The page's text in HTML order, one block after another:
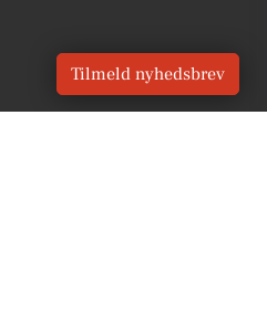
Tilmeld nyhedsbrev